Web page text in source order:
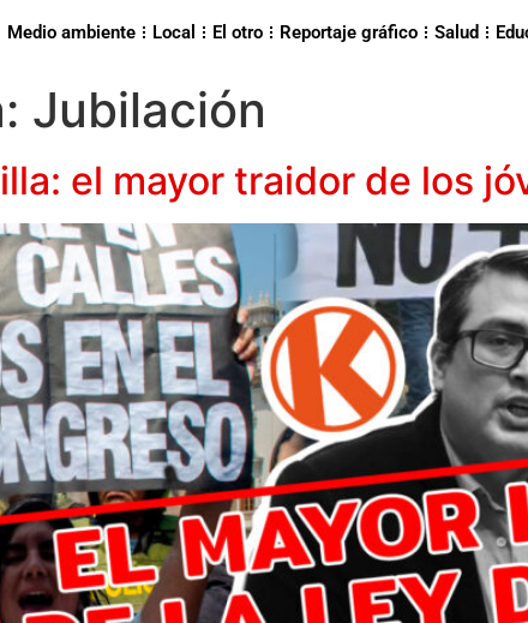
Medio ambiente Local El otro Reportaje gráfico Salud
Jubilación
el mayor traidor de los